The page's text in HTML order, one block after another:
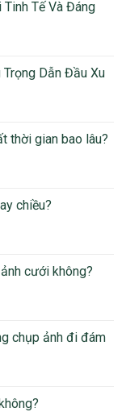
Tế Và Đáng
Dẫn Đầu Xu
thời gian bao lâu?
chiều?
cưới không?
chụp ảnh đi đám